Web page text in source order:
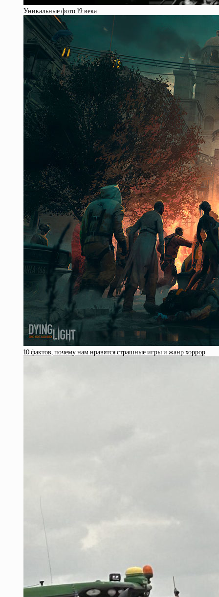
Уникальные фото 19 века
10 фактов, почему нам нравятся страшные игры и жанр хоррор